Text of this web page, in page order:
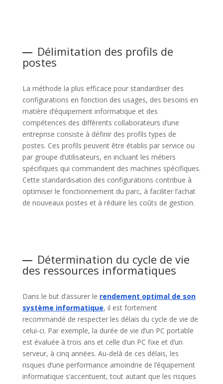
Délimitation des profils de
postes
La méthode la plus efficace pour standardiser des
configurations en fonction des usages, des besoins en
matière d’équipement informatique et des
compétences des différents collaborateurs d’une
entreprise consiste à définir des profils types de
postes. Ces profils peuvent être établis par service ou
par groupe d’utilisateurs, en incluant les métiers
spécifiques qui commandent des machines spécifiques.
Cette standardisation des configurations contribue à
optimiser le fonctionnement du parc, à faciliter l’achat
de nouveaux postes et à réduire les coûts de gestion.
Détermination du cycle de vie
des ressources informatiques
Dans le but d’assurer le rendement optimal de son
système informatique, il est fortement
recommandé de respecter les délais du cycle de vie de
celui-ci. Par exemple, la durée de vie d’un PC portable
est évaluée à trois ans et celle d’un PC fixe et d’un
serveur, à cinq années. Au-delà de ces délais, les
risques d’une performance amoindrie de l’équipement
informatique s’accentuent, tout autant que les risques